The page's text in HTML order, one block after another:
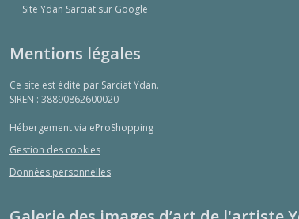
Site Ydan Sarciat sur Google
Mentions légales
Ce site est édité par Sarciat Ydan.
SIREN : 38890862600020
Hébergement via eProShopping
Gestion des cookies
Données personnelles